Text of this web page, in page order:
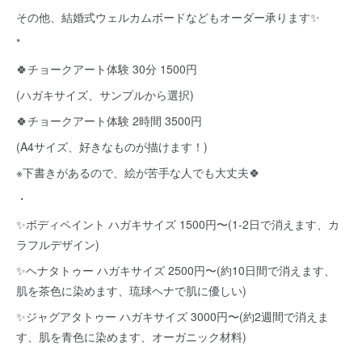
その他、結婚式ウェルカムボードなどもオーダー承ります✨
*
🍀チョークアート体験 30分 1500円
(ハガキサイズ、サンプルから選択)
🍀チョークアート体験 2時間 3500円
(A4サイズ、好きなものが描けます！)
※下書きがあるので、絵が苦手な人でも大丈夫🍀
・
✨ボディペイント ハガキサイズ 1500円〜(1-2日で消えます、カ
ラフルデザイン)
✨ヘナタトゥー ハガキサイズ 2500円〜(約10日間で消えます、
肌を茶色に染めます、琉球ヘナで肌に優しい)
✨ジャグアタトゥー ハガキサイズ 3000円〜(約2週間で消えま
す、肌を青色に染めます、オーガニック材料)